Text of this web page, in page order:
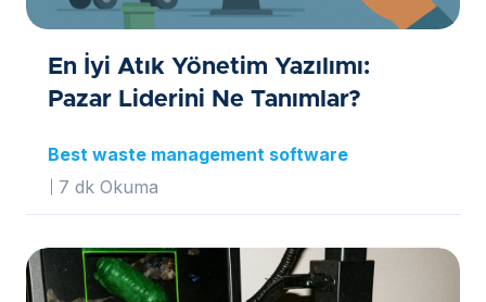
En İyi Atık Yönetim Yazılımı:
Pazar Liderini Ne Tanımlar?
Best waste management software
7 dk Okuma